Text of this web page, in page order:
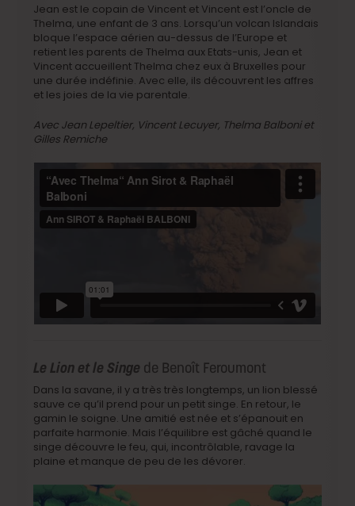
Jean est le copain de Vincent et Vincent est l’oncle de
Thelma, une enfant de 3 ans. Lorsqu’un volcan Islandais
bloque l’espace aérien au-dessus de l’Europe et
retient les parents de Thelma aux Etats-unis, Jean et
Vincent accueillent Thelma chez eux à Bruxelles pour
une durée indéfinie. Avec elle, ils découvrent les affres
et les joies de la vie parentale.
Avec Jean Lepeltier, Vincent Lecuyer, Thelma Balboni et
Gilles Remiche
Le Lion et le Singe de Benoît Feroumont
Dans la savane, il y a très très longtemps, un lion blessé
sauve ce qu’il prend pour un petit singe. En retour, le
gamin le soigne. Une amitié est née et s’épanouit en
parfaite harmonie. Mais l’équilibre est gâché quand le
singe découvre le feu, qui, incontrôlable, ravage la
plaine et manque de peu de les dévorer.